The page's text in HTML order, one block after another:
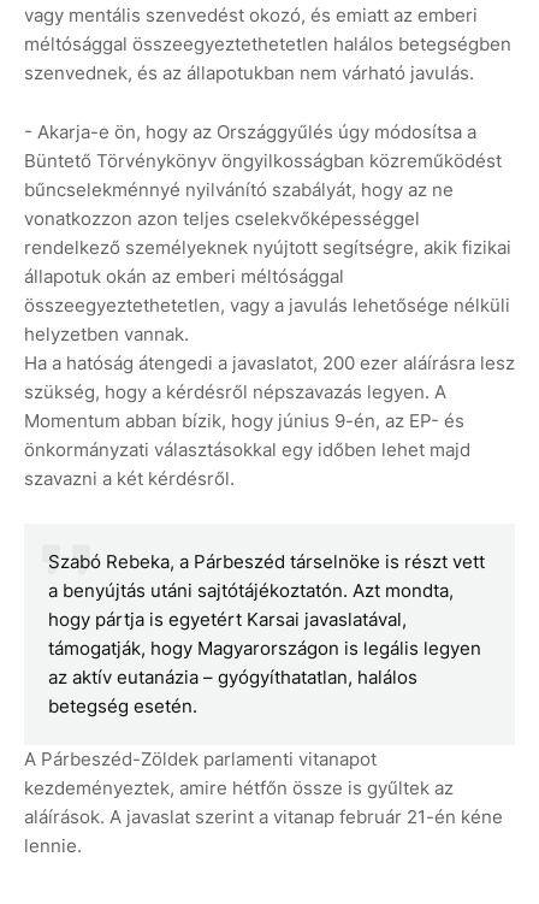
vagy mentális szenvedést okozó, és emiatt az emberi
méltósággal összeegyeztethetetlen halálos betegségben
szenvednek, és az állapotukban nem várható javulás.
- Akarja-e ön, hogy az Országgyűlés úgy módosítsa a
Büntető Törvénykönyv öngyilkosságban közreműködést
bűncselekménnyé nyilvánító szabályát, hogy az ne
vonatkozzon azon teljes cselekvőképességgel
rendelkező személyeknek nyújtott segítségre, akik fizikai
állapotuk okán az emberi méltósággal
összeegyeztethetetlen, vagy a javulás lehetősége nélküli
helyzetben vannak.
Ha a hatóság átengedi a javaslatot, 200 ezer aláírásra lesz
szükség, hogy a kérdésről népszavazás legyen. A
Momentum abban bízik, hogy június 9-én, az EP- és
önkormányzati választásokkal egy időben lehet majd
szavazni a két kérdésről.
Szabó Rebeka, a Párbeszéd társelnöke is részt vett
a benyújtás utáni sajtótájékoztatón. Azt mondta,
hogy pártja is egyetért Karsai javaslatával,
támogatják, hogy Magyarországon is legális legyen
az aktív eutanázia – gyógyíthatatlan, halálos
betegség esetén.
A Párbeszéd-Zöldek parlamenti vitanapot
kezdeményeztek, amire hétfőn össze is gyűltek az
aláírások. A javaslat szerint a vitanap február 21-én kéne
lennie.